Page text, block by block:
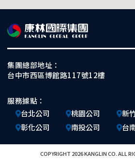
集團總部地址：
台中市西區博館路117號12樓
服務據點：
台北公司
桃園公司 新
彰化公司
南投公司 台
COPYRIGHT 2026 KANGLIN CO. ALL